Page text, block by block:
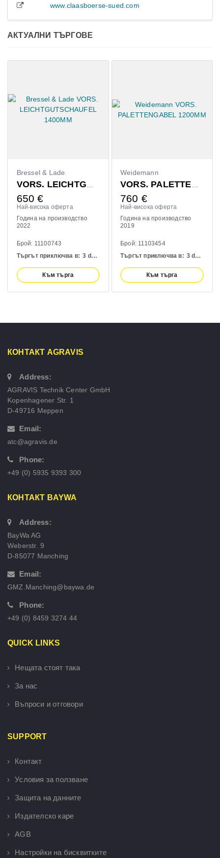
www.claasboerse-sued.com
АКТУАЛНИ ТЪРГОВЕ
Bressel & Lade
VORS. LEICHTGUTSCHAUFEL 1400MM
650 €
Най-висока оферта
Година на производство
2022
Брой: 11100743
Търгът приключва в: 3 days
Към търга
Weidemann
VORS. PALETTENGABEL 1200MM
760 €
Най-висока оферта
Година на производство
2019
Брой: 11103454
Търгът приключва в: 3 days
Към търга
КОНТАКТ AGRAVIS
Address:
AGRAVIS Technik Center GmbH
Kopenhagener Str. 1
D-49716 Meppen
Email:
atc@agravis.de
Phone:
+49 (0) 5935 9393 300
КОНТАКТ BAYWA
Address:
BayWa AG
Weberstr. 9
D-85077 Manching
Email:
GMZ.Manching@baywa.de
Phone:
+49 (0) 8459 3274 44
QUICK LINKS
Нещата стоят така
За нас
Въпроси и отговори
SUPPORT
Контакт
Условия за ползване
Защита на данните
Издателско каре
AGB
Настройки на бисквитките